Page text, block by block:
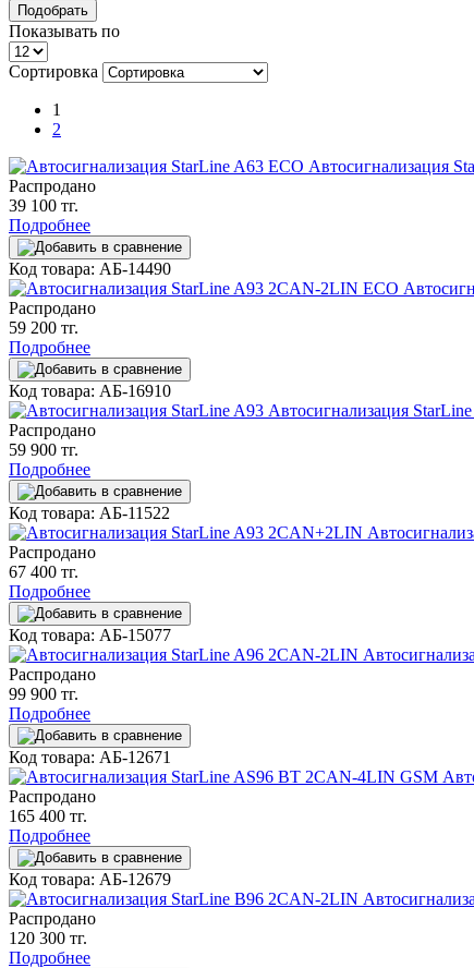
Подобрать
Показывать по
Сортировка
1
2
Автосигнализация
Распродано
39 100 тг.
Подробнее
Код товара: АБ-14490
Распродано
59 200 тг.
Подробнее
Код товара: АБ-16910
Автосигнализация
Распродано
59 900 тг.
Подробнее
Код товара: АБ-11522
Распродано
67 400 тг.
Подробнее
Код товара: АБ-15077
Распродано
99 900 тг.
Подробнее
Код товара: АБ-12671
Распродано
165 400 тг.
Подробнее
Код товара: АБ-12679
Распродано
120 300 тг.
Подробнее